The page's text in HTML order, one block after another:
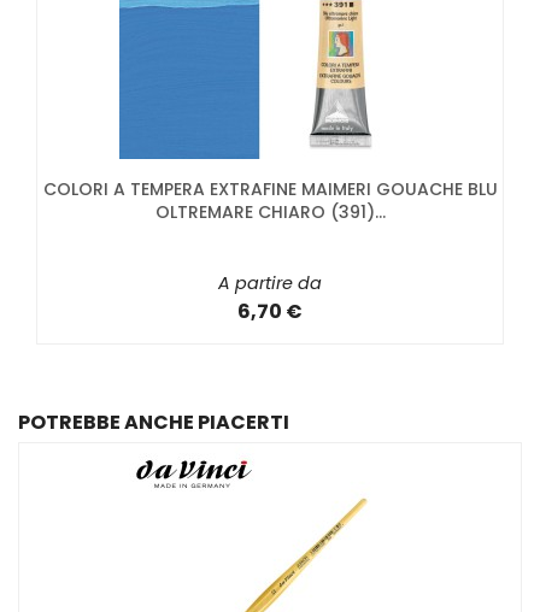
COLORI A TEMPERA EXTRAFINE MAIMERI GOUACHE BLU
OLTREMARE CHIARO (391)...
A partire da
6,70 €
POTREBBE ANCHE PIACERTI